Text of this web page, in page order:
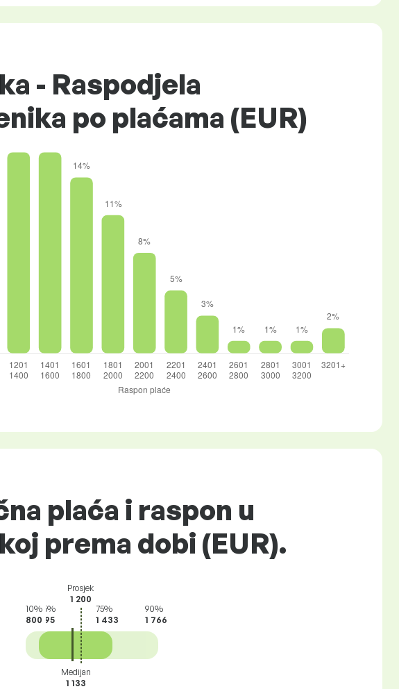
- Raspodjela
po plaćama (EUR)
plaća i raspon u
prema dobi (EUR).
Prosjek
1 200
Medijan
1 133
10%
800
25%
895
75%
1 433
90%
1 766